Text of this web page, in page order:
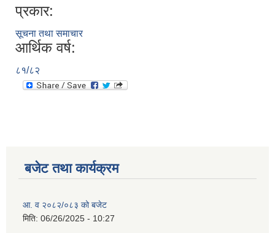
प्रकार:
सूचना तथा समाचार
आर्थिक वर्ष:
८१/८२
बजेट तथा कार्यक्रम
आ. व २०८२/०८३ को बजेट
मिति: 06/26/2025 - 10:27